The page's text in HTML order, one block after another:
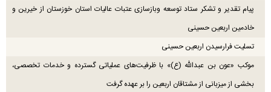
پیام تقدیر و تشکر ستاد توسعه وبازسازی عتبات عالیات استان خوزستان از خیرین و
خادمین اربعین حسینی
تسلیت فرارسیدن اربعین حسینی
موکب «عون بن عبدالله (ع)» با ظرفیت‌های عملیاتی گسترده و خدمات تخصصی،
بخشی از میزبانی از مشتاقان اربعین را بر عهده گرفت